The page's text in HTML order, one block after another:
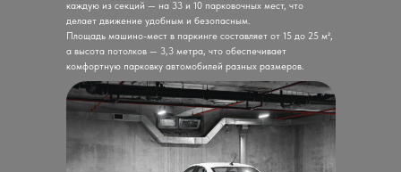
каждую из секций — на 33 и 10 парковочных мест, что
делает движение удобным и безопасным.
Площадь машино-мест в паркинге составляет от 15 до 25 м²,
а высота потолков — 3,3 метра, что обеспечивает
комфортную парковку автомобилей разных размеров.